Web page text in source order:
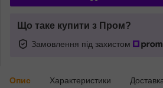
Що таке купити з Пром?
Замовлення під захистом
Опис Характеристики